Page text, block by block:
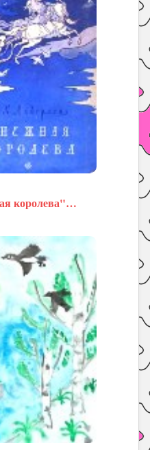
королева"…